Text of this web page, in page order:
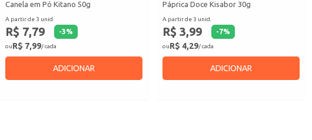
Canela em Pó Kitano 50g
A partir de 3 unid.
R$ 7,79 -3%
ouR$ 7,99/ cada
ADICIONAR
Páprica Doce Kisabor 30g
A partir de 3 unid.
R$ 3,99 -7%
ouR$ 4,29/ cada
ADICIONAR